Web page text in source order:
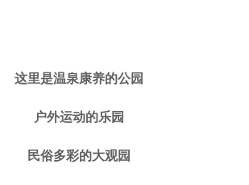
这里是温泉康养的公园
户外运动的乐园
民俗多彩的大观园